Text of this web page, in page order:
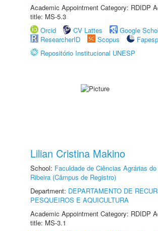
Academic Appointment Category: RDIDP
title: MS-5.3
Orcid
CV Lattes
Google
ResearcherID
Scopus
Fapesp
Repositório Institucional UNESP
Lilian Cristina Makino
School: Faculdade de Ciências Agrárias
Ribeira (Câmpus de Registro)
Department: DEPARTAMENTO DE
PESQUEIROS E AQUICULTURA
Academic Appointment Category: RDIDP
title: MS-3.1